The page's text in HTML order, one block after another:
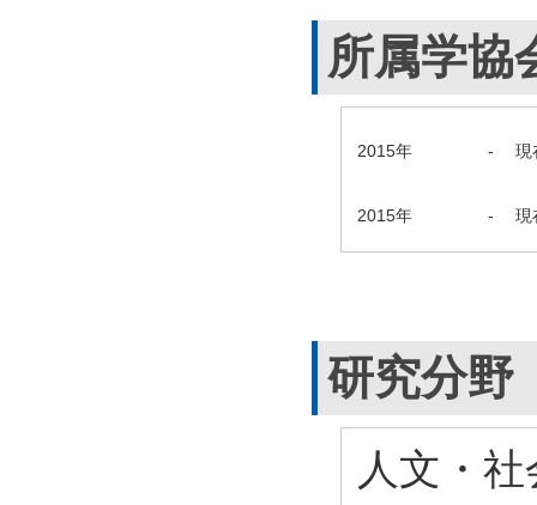
所属学協
2015年 - 現
2015年 - 現
研究分野
人文・